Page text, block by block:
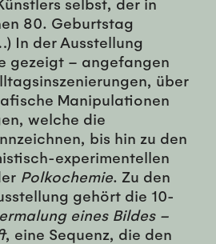
80. Geburtstag
In der Ausstellung
gezeigt – angefangen
über
Manipulationen
welche die
bis hin zu den
experimentellen
Polkochemie. Zu den
gehört die 10-
eines Bildes –
, eine Sequenz, die den